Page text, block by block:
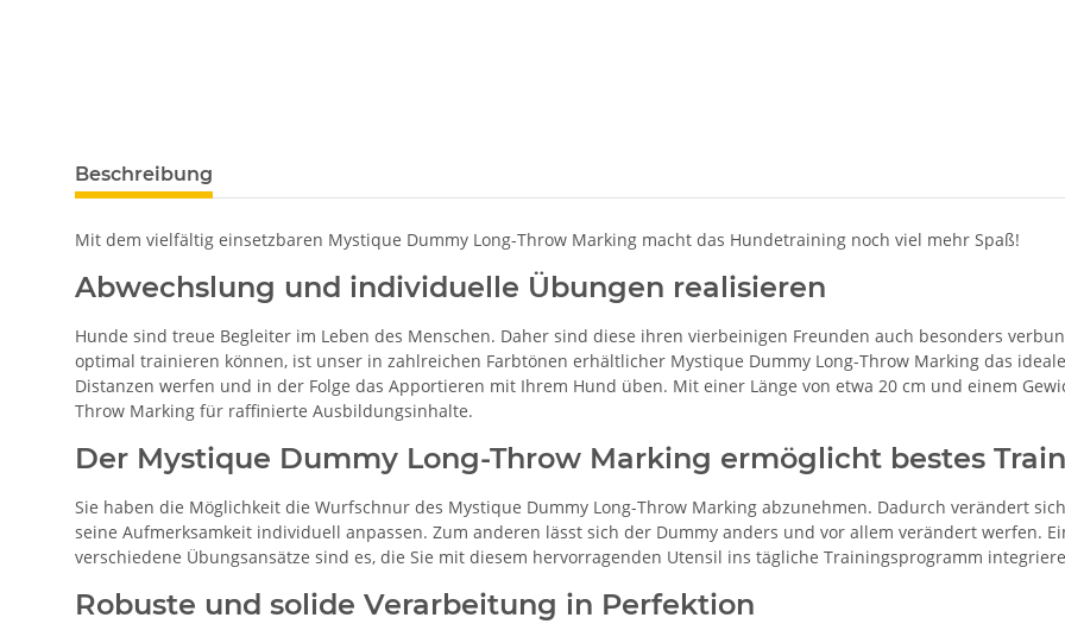
Beschreibung
Mit dem vielfältig einsetzbaren Mystique Dummy Long-Throw Marking macht das Hundetraining noch viel mehr Spaß!
Abwechslung und individuelle Übungen realisieren
Hunde sind treue Begleiter im Leben des Menschen. Daher sind diese ihren vierbeinigen Freunden auch besonders
optimal trainieren können, ist unser in zahlreichen Farbtönen erhältlicher Mystique Dummy Long-Throw Marking das
Distanzen werfen und in der Folge das Apportieren mit Ihrem Hund üben. Mit einer Länge von etwa 20 cm und einem
Throw Marking für raffinierte Ausbildungsinhalte.
Der Mystique Dummy Long-Throw Marking ermöglicht bestes
Sie haben die Möglichkeit die Wurfschnur des Mystique Dummy Long-Throw Marking abzunehmen. Dadurch verändert
seine Aufmerksamkeit individuell anpassen. Zum anderen lässt sich der Dummy anders und vor allem verändert werfen.
verschiedene Übungsansätze sind es, die Sie mit diesem hervorragenden Utensil ins tägliche Trainingsprogramm
Robuste und solide Verarbeitung in Perfektion